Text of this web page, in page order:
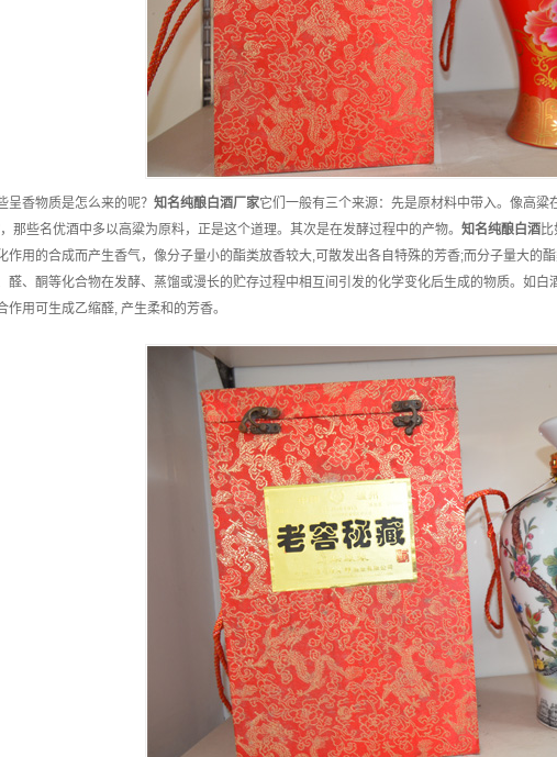
呈香物质是怎么来的呢？ 知名纯酿白酒厂家它们一般有三个来源：先是原材料中带入。像高
，那些名优酒中多以高粱为原料，正是这个道理。其次是在发酵过程中的产物。 知名纯酿白酒
作用的合成而产生香气，像分子量小的酯类放香较大,可散发出各自特殊的芳香;而分子量大的酯
醛、酮等化合物在发酵、蒸馏或漫长的贮存过程中相互间引发的化学变化后生成的物质。如
作用可生成乙缩醛, 产生柔和的芳香。